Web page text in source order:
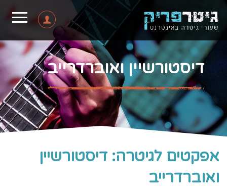
דיסטורשיין ואוברדרייב
אפקטים לגיטרה: דיסטורשיין
ואוברדרייב